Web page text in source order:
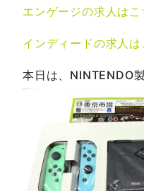
エンゲージの求人は
インディードの求人
本日は、NINTENDO